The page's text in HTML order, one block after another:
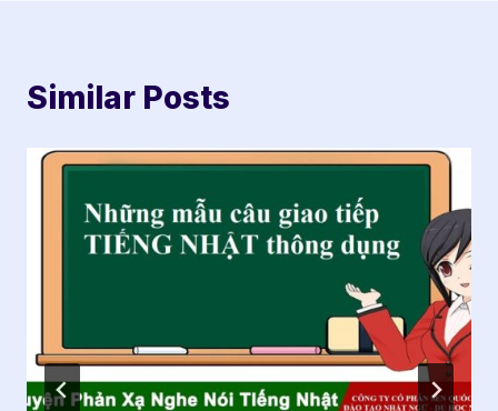
Similar Posts